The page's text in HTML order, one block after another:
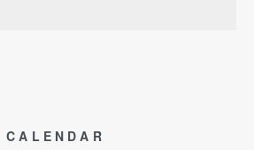
CALENDAR